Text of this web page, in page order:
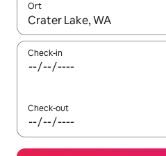
Ort
Wenn Ergebnisse verfügbar
Check-in
Check-out